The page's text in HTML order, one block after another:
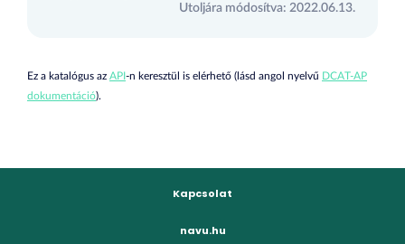
Utoljára módosítva: 2022.06.13.
Ez a katalógus az API-n keresztül is elérhető (lásd angol nyelvű DCAT-AP
dokumentáció).
Kapcsolat
navu.hu